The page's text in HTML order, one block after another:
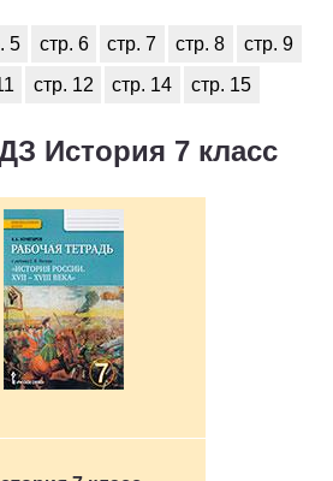
5 стр. 6 стр. 7 стр. 8
стр. 9
стр. 12 стр. 14 стр. 15
История 7 класс